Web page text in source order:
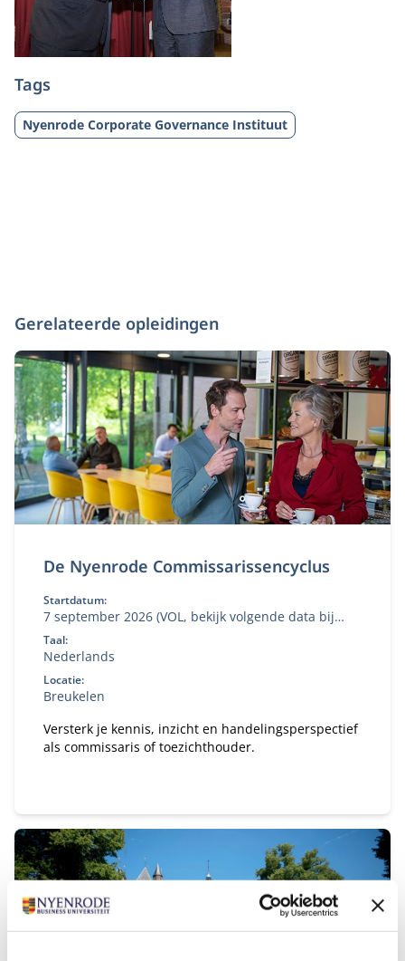
Tags
Nyenrode Corporate Governance Instituut
Gerelateerde opleidingen
De Nyenrode Commissarissencyclus
Startdatum:
7 september 2026 (VOL, bekijk volgende data bij
'aanmelden')
Taal:
Nederlands
Locatie:
Breukelen
Versterk je kennis, inzicht en handelingsperspectief
als commissaris of toezichthouder.